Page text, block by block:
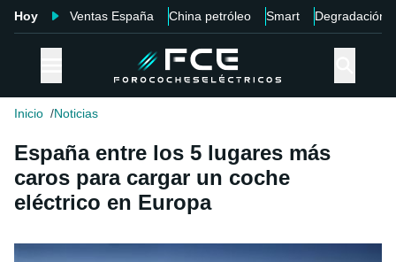
Hoy Ventas España China petróleo Smart Degradación
Inicio Noticias
España entre los 5 lugares más
caros para cargar un coche
eléctrico en Europa